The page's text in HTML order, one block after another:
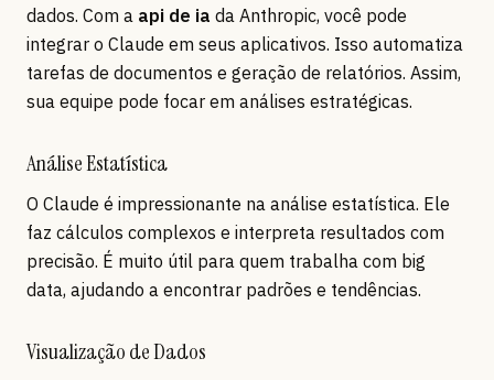
dados. Com a api de ia da Anthropic, você pode
integrar o Claude em seus aplicativos. Isso automatiza
tarefas de documentos e geração de relatórios. Assim,
sua equipe pode focar em análises estratégicas.
Análise Estatística
O Claude é impressionante na análise estatística. Ele
faz cálculos complexos e interpreta resultados com
precisão. É muito útil para quem trabalha com big
data, ajudando a encontrar padrões e tendências.
Visualização de Dados